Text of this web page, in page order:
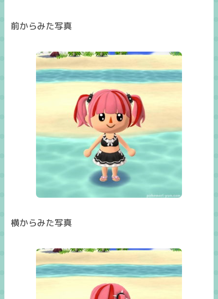
前からみた写真
横からみた写真